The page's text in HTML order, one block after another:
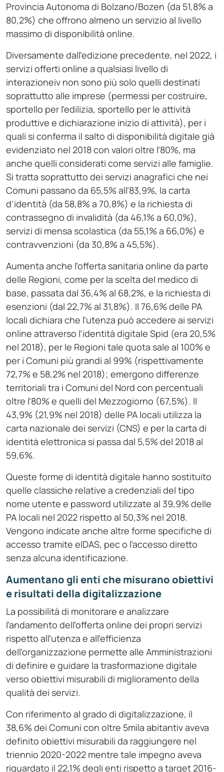
Provincia Autonoma di Bolzano/Bozen (da 51,8% a
80,2%) che offrono almeno un servizio al livello
massimo di disponibilità online.
Diversamente dall’edizione precedente, nel 2022, i
servizi offerti online a qualsiasi livello di
interazioneiv non sono più solo quelli destinati
soprattutto alle imprese (permessi per costruire,
sportello per l’edilizia, sportello per le attività
produttive e dichiarazione inizio di attività), per i
quali si conferma il salto di disponibilità digitale già
evidenziato nel 2018 con valori oltre l’80%, ma
anche quelli considerati come servizi alle famiglie.
Si tratta soprattutto dei servizi anagrafici che nei
Comuni passano da 65,5% all’83,9%, la carta
d’identità (da 58,8% a 70,8%) e la richiesta di
contrassegno di invalidità (da 46,1% a 60,0%),
servizi di mensa scolastica (da 55,1% a 66,0%) e
contravvenzioni (da 30,8% a 45,5%).
Aumenta anche l’offerta sanitaria online da parte
delle Regioni, come per la scelta del medico di
base, passata dal 36,4% al 68,2%, e la richiesta di
esenzioni (dal 22,7% al 31,8%). Il 76,6% delle PA
locali dichiara che l’utenza può accedere ai servizi
online attraverso l’identità digitale Spid (era 20,5%
nel 2018), per le Regioni tale quota sale al 100% e
per i Comuni più grandi al 99% (rispettivamente
72,7% e 58,2% nel 2018); emergono differenze
territoriali tra i Comuni del Nord con percentuali
oltre l’80% e quelli del Mezzogiorno (67,5%). Il
43,9% (21,9% nel 2018) delle PA locali utilizza la
carta nazionale dei servizi (CNS) e per la carta di
identità elettronica si passa dal 5,5% del 2018 al
59,6%.
Queste forme di identità digitale hanno sostituito
quelle classiche relative a credenziali del tipo
nome utente e password utilizzate al 39,9% delle
PA locali nel 2022 rispetto al 50,3% nel 2018.
Vengono indicate anche altre forme specifiche di
accesso tramite eIDAS, pec o l’accesso diretto
senza alcuna identificazione.
Aumentano gli enti che misurano obiettivi
e risultati della digitalizzazione
La possibilità di monitorare e analizzare
l’andamento dell’offerta online dei propri servizi
rispetto all’utenza e all’efficienza
dell’organizzazione permette alle Amministrazioni
di definire e guidare la trasformazione digitale
verso obiettivi misurabili di miglioramento della
qualità dei servizi.
Con riferimento al grado di digitalizzazione, il
38,6% dei Comuni con oltre 5mila abitantiv aveva
definito obiettivi misurabili da raggiungere nel
triennio 2020-2022 mentre tale impegno aveva
riguardato il 22,1% degli enti rispetto a target 2016-